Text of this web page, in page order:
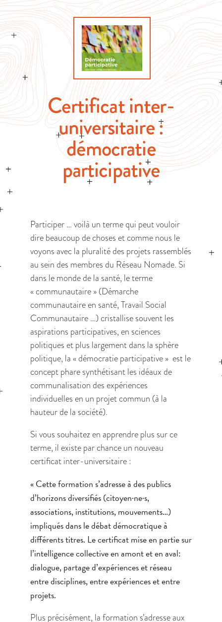
Certificat inter-
universitaire :
démocratie
participative
Participer … voilà un terme qui peut vouloir
dire beaucoup de choses et comme nous le
voyons avec la pluralité des projets rassemblés
au sein des membres du Réseau Nomade. Si
dans le monde de la santé, le terme
« communautaire » (Démarche
communautaire en santé, Travail Social
Communautaire …) cristallise souvent les
aspirations participatives, en sciences
politiques et plus largement dans la sphère
politique, la « démocratie participative » est le
concept phare synthétisant les idéaux de
communalisation des expériences
individuelles en un projet commun (à la
hauteur de la société).
Si vous souhaitez en apprendre plus sur ce
terme, il existe par chance un nouveau
certificat inter-universitaire :
« Cette formation s’adresse à des publics
d’horizons diversifiés (citoyen·ne·s,
associations, institutions, mouvements…)
impliqués dans le débat démocratique à
différents titres. Le certificat mise en partie sur
l’intelligence collective en amont et en aval:
dialogue, partage d’expériences et réseau
entre disciplines, entre expériences et entre
projets.
Plus précisément, la formation s’adresse aux